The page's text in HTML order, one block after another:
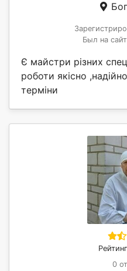
Был на
Є майстри різних
роботи якісно
терміни
0